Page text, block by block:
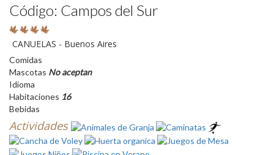
Código: Campos del Sur
CANUELAS - Buenos Aires
Comidas
Mascotas No aceptan
Idioma
Habitaciones 16
Bebidas
Actividades